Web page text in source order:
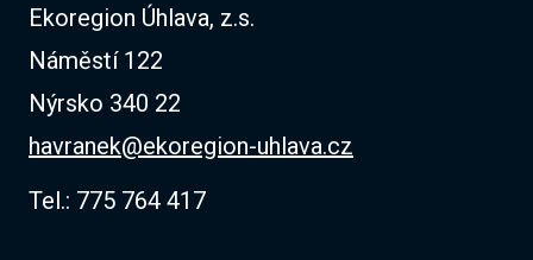
Ekoregion Úhlava, z.s.
Náměstí 122
Nýrsko 340 22
havranek@ekoregion-uhlava.cz
Tel.: 775 764 417